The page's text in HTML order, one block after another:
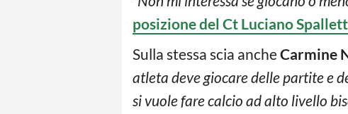
posizione del Ct Luciano
Sulla stessa scia ancheCarmine
atleta deve giocare delle partite e
si vuole fare calcio ad alto livello